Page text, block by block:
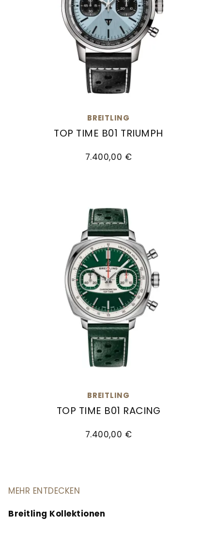
BREITLING
TOP TIME B01 TRIUMPH
7.400,00 €
BREITLING
TOP TIME B01 RACING
7.400,00 €
MEHR ENTDECKEN
Breitling Kollektionen